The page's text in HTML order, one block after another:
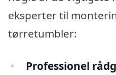
eksperter til
tørretumbler:
Professionel